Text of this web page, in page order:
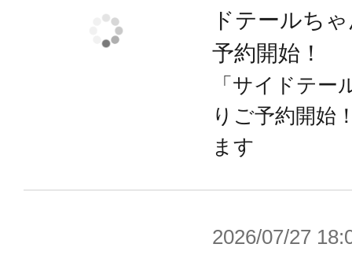
【穏やかな表情パーツ】
【篝火 真里亞・衣装】とは異なり普
して穏やかな表情をチョイスしまし
また、目線の向きが異なる水転写式
ドテールち
予約開始！
「サイドテー
りご予約開始
ます
2026/07/27